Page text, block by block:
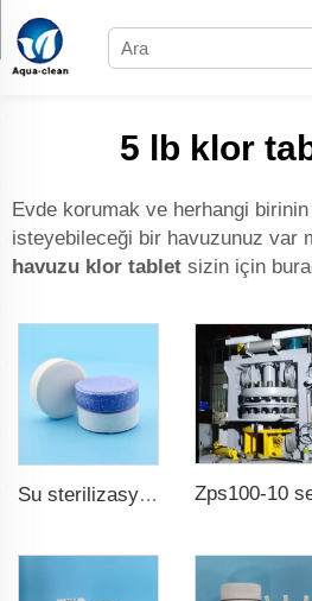
5 lb klor
Evde korumak ve herhangi
isteyebileceği bir havuzunuz var
havuzu klor tablet sizin için
Su sterilizasyonu tcca klor tablet